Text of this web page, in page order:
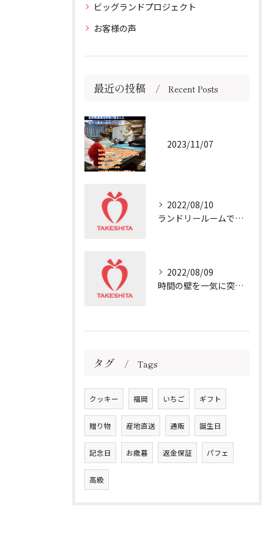
ビッグランドプロジェクト
お客様の声
最近の投稿 Recent Posts
2023/11/07
2022/08/10
ランドリールームで冷や汗💦
2022/08/09
時間の壁を一気に突き破る非日常
タグ Tags
クッキー 福岡 いちご ギフト
贈り物 産地直送 通販 誕生日
記念日 お歳暮 返金保証 パフェ
高級